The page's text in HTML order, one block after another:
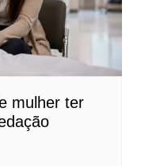
mulher ter